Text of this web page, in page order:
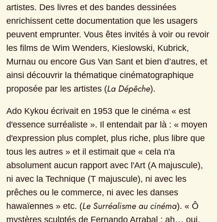
artistes. Des livres et des bandes dessinées
enrichissent cette documentation que les usagers
peuvent emprunter. Vous êtes invités à voir ou revoir
les films de Wim Wenders, Kieslowski, Kubrick,
Murnau ou encore Gus Van Sant et bien d’autres, et
ainsi découvrir la thématique cinématographique
proposée par les artistes (La Dépêche).
Ado Kykou écrivait en 1953 que le cinéma « est
d'essence surréaliste ». Il entendait par là : « moyen
d'expression plus complet, plus riche, plus libre que
tous les autres » et il estimait que « cela n'a
absolument aucun rapport avec l'Art (A majuscule),
ni avec la Technique (T majuscule), ni avec les
prêches ou le commerce, ni avec les danses
hawaïennes » etc. (Le Surréalisme au cinéma). « Ô
mystères sculptés de Fernando Arrabal ; ah… oui,